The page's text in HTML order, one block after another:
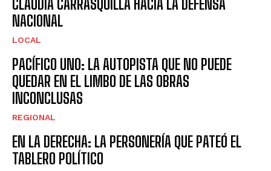
CLAUDIA CARRASQUILLA HACIA LA DEFENSA
NACIONAL
LOCAL
PACÍFICO UNO: LA AUTOPISTA QUE NO PUEDE
QUEDAR EN EL LIMBO DE LAS OBRAS
INCONCLUSAS
REGIONAL
EN LA DERECHA: LA PERSONERÍA QUE PATEÓ EL
TABLERO POLÍTICO